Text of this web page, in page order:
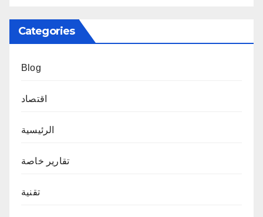
Categories
Blog
اقتصاد
الرئيسية
تقارير خاصة
تقنية